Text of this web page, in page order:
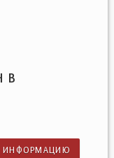
в
ИНФОРМАЦИЮ